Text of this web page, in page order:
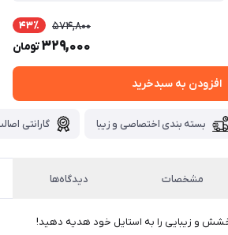
574,800 43٪
329,000تومان
افزودن به سبدخرید
بسته بندی اختصاصی و زیبا گارانتی
مشخصات دیدگاه‌ها
و زیبایی را به استایل خود هدیه دهید!